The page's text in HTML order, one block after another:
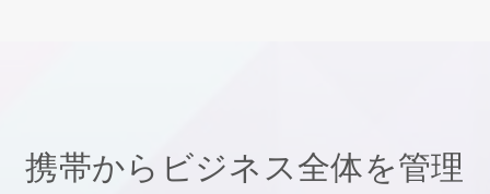
携帯からビジネス全体を管理